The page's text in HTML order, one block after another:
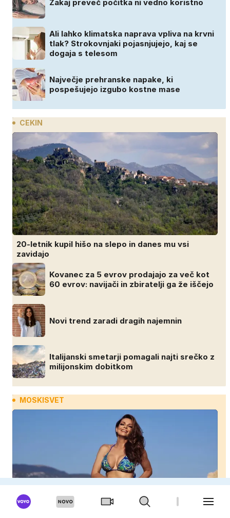
Zakaj preveč počitka ni vedno koristno
Ali lahko klimatska naprava vpliva na krvni
tlak? Strokovnjaki pojasnjujejo, kaj se
dogaja s telesom
Največje prehranske napake, ki
pospešujejo izgubo kostne mase
CEKIN
20-letnik kupil hišo na slepo in danes mu vsi
zavidajo
Kovanec za 5 evrov prodajajo za več kot
60 evrov: navijači in zbiratelji ga že iščejo
Novi trend zaradi dragih najemnin
Italijanski smetarji pomagali najti srečko z
milijonskim dobitkom
MOSKISVET